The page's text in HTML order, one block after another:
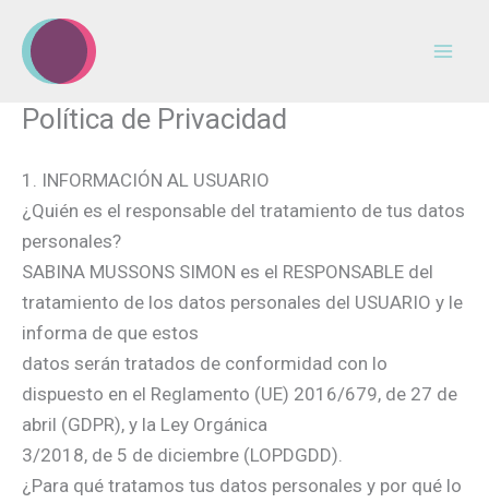
contenido
Política de Privacidad
1. INFORMACIÓN AL USUARIO
¿Quién es el responsable del tratamiento de tus datos
personales?
SABINA MUSSONS SIMON es el RESPONSABLE del
tratamiento de los datos personales del USUARIO y le
informa de que estos
datos serán tratados de conformidad con lo
dispuesto en el Reglamento (UE) 2016/679, de 27 de
abril (GDPR), y la Ley Orgánica
3/2018, de 5 de diciembre (LOPDGDD).
¿Para qué tratamos tus datos personales y por qué lo